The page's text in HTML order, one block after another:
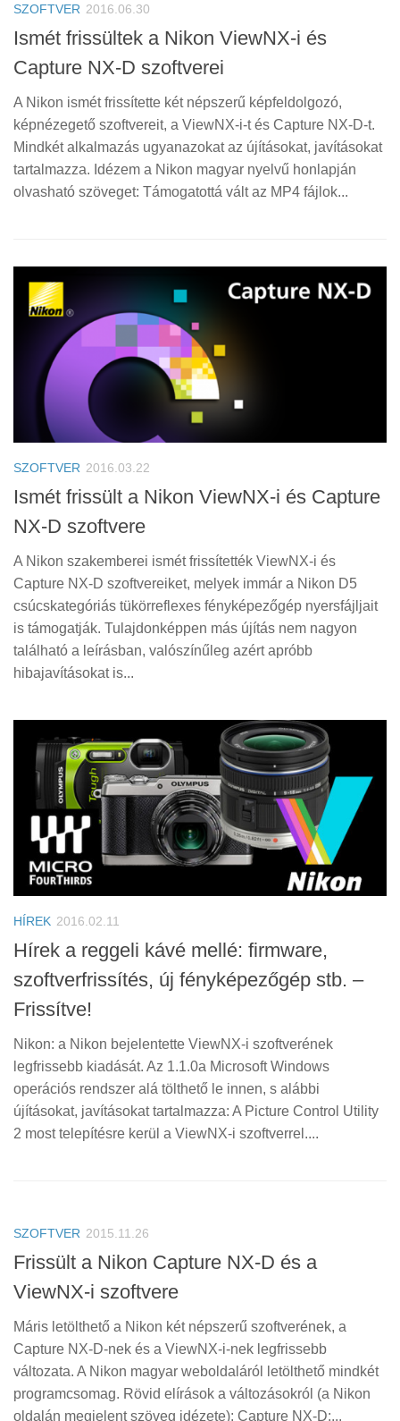
SZOFTVER 2016.06.30
Ismét frissültek a Nikon ViewNX-i és
Capture NX-D szoftverei
A Nikon ismét frissítette két népszerű képfeldolgozó,
képnézegető szoftvereit, a ViewNX-i-t és Capture NX-D-t.
Mindkét alkalmazás ugyanazokat az újításokat, javításokat
tartalmazza. Idézem a Nikon magyar nyelvű honlapján
olvasható szöveget: Támogatottá vált az MP4 fájlok...
SZOFTVER 2016.03.22
Ismét frissült a Nikon ViewNX-i és Capture
NX-D szoftvere
A Nikon szakemberei ismét frissítették ViewNX-i és
Capture NX-D szoftvereiket, melyek immár a Nikon D5
csúcskategóriás tükörreflexes fényképezőgép nyersfájljait
is támogatják. Tulajdonképpen más újítás nem nagyon
található a leírásban, valószínűleg azért apróbb
hibajavításokat is...
HÍREK 2016.02.11
Hírek a reggeli kávé mellé: firmware,
szoftverfrissítés, új fényképezőgép stb. –
Frissítve!
Nikon: a Nikon bejelentette ViewNX-i szoftverének
legfrissebb kiadását. Az 1.1.0a Microsoft Windows
operációs rendszer alá tölthető le innen, s alábbi
újításokat, javításokat tartalmazza: A Picture Control Utility
2 most telepítésre kerül a ViewNX-i szoftverrel....
SZOFTVER 2015.11.26
Frissült a Nikon Capture NX-D és a
ViewNX-i szoftvere
Máris letölthető a Nikon két népszerű szoftverének, a
Capture NX-D-nek és a ViewNX-i-nek legfrissebb
változata. A Nikon magyar weboldaláról letölthető mindkét
programcsomag. Rövid elírások a változásokról (a Nikon
oldalán megjelent szöveg idézete): Capture NX-D:...